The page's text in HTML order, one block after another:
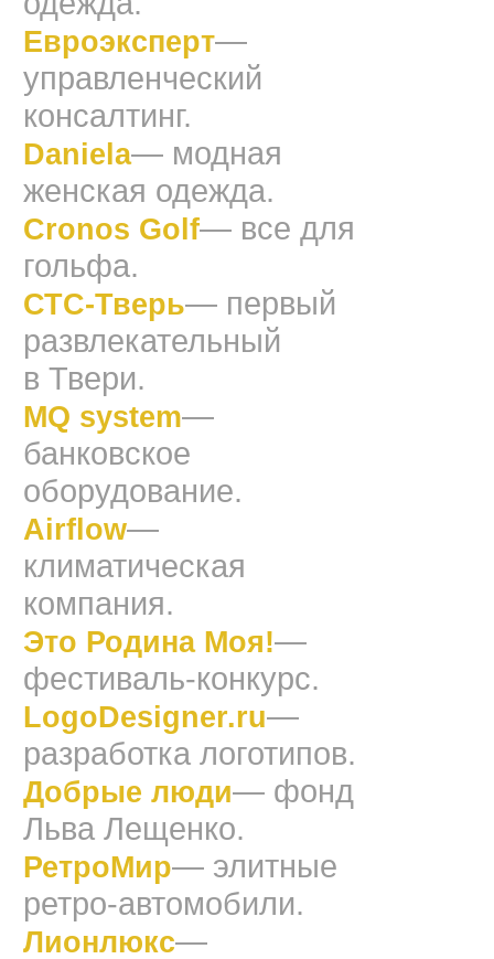
Евроэксперт—
управленческий
консалтинг.
Daniela— модная
женская одежда.
Cronos Golf— все для
гольфа.
СТС-Тверь— первый
развлекательный
в Твери.
MQ system—
банковское
оборудование.
Airflow—
климатическая
компания.
Это Родина Моя!—
фестиваль-конкурс.
LogoDesigner.ru—
разработка логотипов.
Добрые люди— фонд
Льва Лещенко.
РетроМир— элитные
ретро-автомобили.
Лионлюкс—